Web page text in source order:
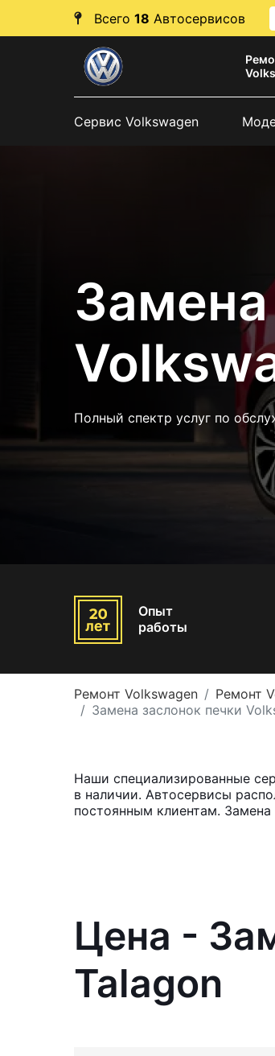
Всего 18 Автосервисов
Сервис Volkswagen
Замена
Полный спектр услуг по
Опыт
работы
Ремонт Volkswagen Ремонт
Замена заслонок печки
Наши специализированные
в наличии. Автосервисы
постоянным клиентам. Замена
Цена -
Talagon